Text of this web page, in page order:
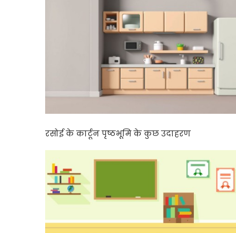
रसोई के कार्टून पृष्ठभूमि के कुछ उदाहरण